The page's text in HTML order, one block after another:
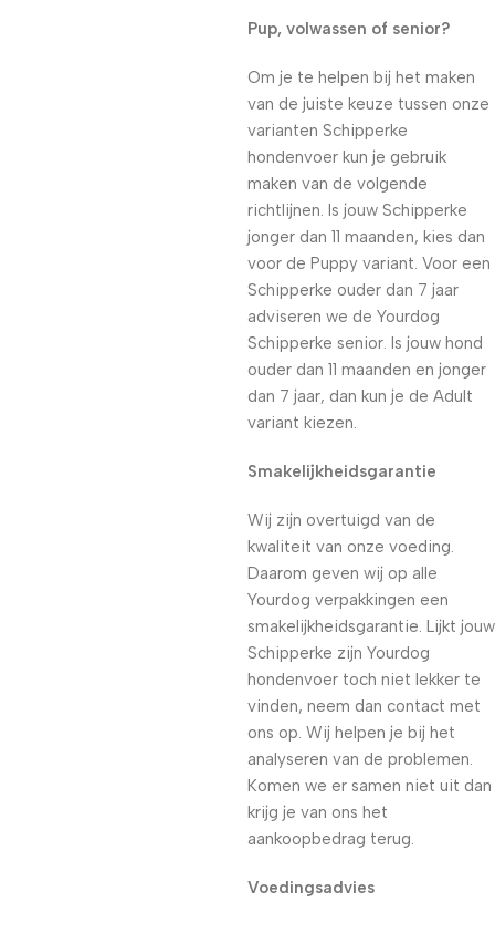
Pup, volwassen of senior?
Om je te helpen bij het maken
van de juiste keuze tussen onze
varianten Schipperke
hondenvoer kun je gebruik
maken van de volgende
richtlijnen. Is jouw Schipperke
jonger dan 11 maanden, kies dan
voor de Puppy variant. Voor een
Schipperke ouder dan 7 jaar
adviseren we de Yourdog
Schipperke senior. Is jouw hond
ouder dan 11 maanden en jonger
dan 7 jaar, dan kun je de Adult
variant kiezen.
Smakelijkheidsgarantie
Wij zijn overtuigd van de
kwaliteit van onze voeding.
Daarom geven wij op alle
Yourdog verpakkingen een
smakelijkheidsgarantie. Lijkt jouw
Schipperke zijn Yourdog
hondenvoer toch niet lekker te
vinden, neem dan contact met
ons op. Wij helpen je bij het
analyseren van de problemen.
Komen we er samen niet uit dan
krijg je van ons het
aankoopbedrag terug.
Voedingsadvies